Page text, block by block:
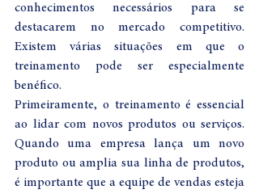
conhecimentos necessários para se
destacarem no mercado competitivo.
Existem várias situações em que o
treinamento pode ser especialmente
benéfico.
Primeiramente, o treinamento é essencial
ao lidar com novos produtos ou serviços.
Quando uma empresa lança um novo
produto ou amplia sua linha de produtos,
é importante que a equipe de vendas esteja